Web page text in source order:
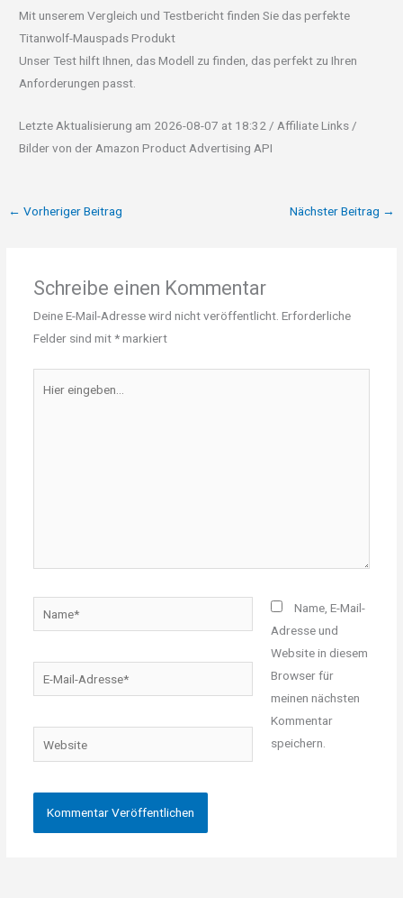
Mit unserem Vergleich und Testbericht finden Sie das perfekte
Titanwolf-Mauspads Produkt
Unser Test hilft Ihnen, das Modell zu finden, das perfekt zu Ihren
Anforderungen passt.
Letzte Aktualisierung am 2026-08-07 at 18:32 / Affiliate Links /
Bilder von der Amazon Product Advertising API
← Vorheriger Beitrag Nächster Beitrag →
Schreibe einen Kommentar
Deine E-Mail-Adresse wird nicht veröffentlicht. Erforderliche
Felder sind mit*markiert
eingeben…
Mail-
Website
Name, E-Mail-
Adresse und
Website in diesem
Browser für
meinen nächsten
Kommentar
speichern.